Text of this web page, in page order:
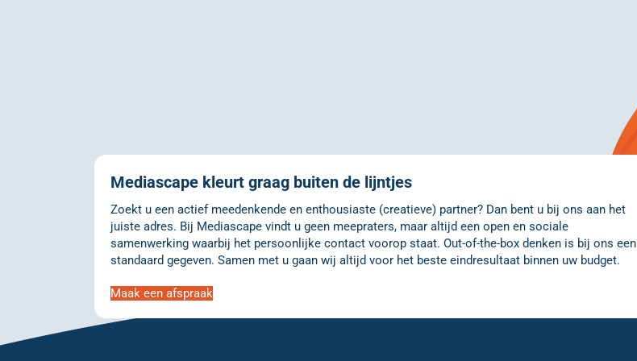
Mediascape kleurt graag buiten de lijntjes
Zoekt u een actief meedenkende en enthousiaste (creatieve) partner? Dan bent u bij ons aan het
juiste adres. Bij Mediascape vindt u geen meepraters, maar altijd een open en sociale
samenwerking waarbij het persoonlijke contact voorop staat. Out-of-the-box denken is bij ons een
standaard gegeven. Samen met u gaan wij altijd voor het beste eindresultaat binnen uw budget.
Maak een afspraak